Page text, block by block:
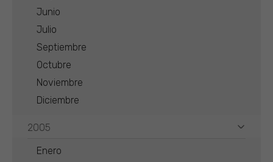
Junio
Julio
Septiembre
Octubre
Noviembre
Diciembre
2005
Enero